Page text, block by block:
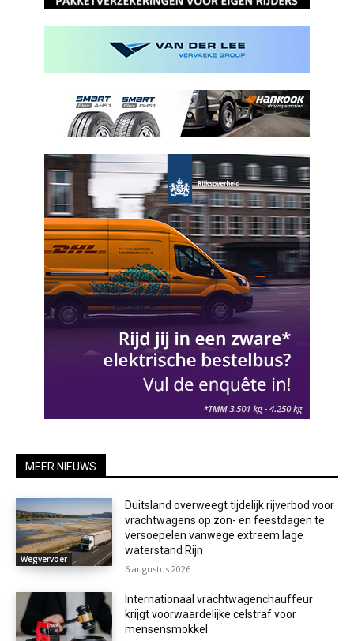
MEER NIEUWS
Wegvervoer
Duitsland overweegt tijdelijk rijverbod voor
vrachtwagens op zon- en feestdagen te
versoepelen vanwege extreem lage
waterstand Rijn
6 augustus 2026
Internationaal vrachtwagenchauffeur
krijgt voorwaardelijke celstraf voor
mensensmokkel